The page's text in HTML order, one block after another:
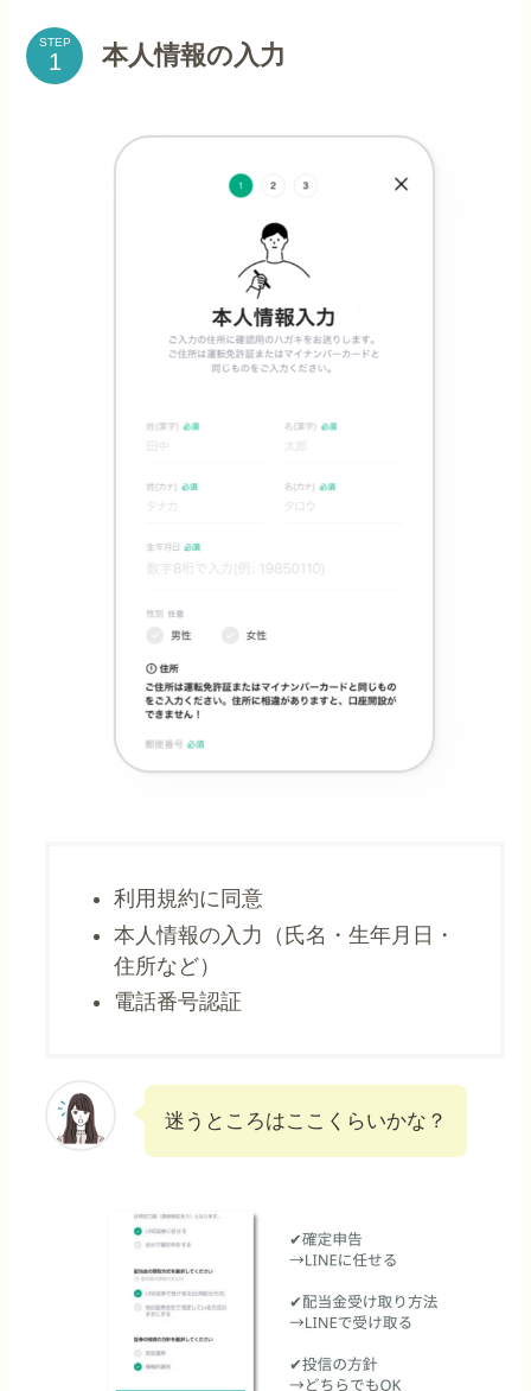
STEP 本人情報の入力
利用規約に同意
本人情報の入力（氏名・生年月日・
住所など）
電話番号認証
迷うところはここくらいかな？